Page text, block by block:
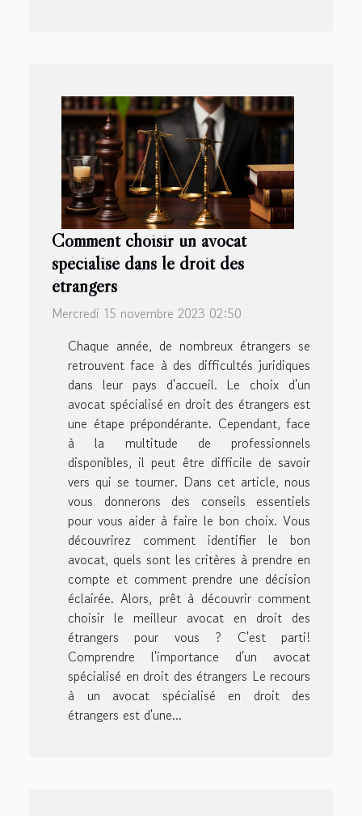
Comment choisir un avocat
spécialisé dans le droit des
étrangers
Mercredi 15 novembre 2023 02:50
Chaque année, de nombreux étrangers se
retrouvent face à des difficultés juridiques
dans leur pays d'accueil. Le choix d'un
avocat spécialisé en droit des étrangers est
une étape prépondérante. Cependant, face
à la multitude de professionnels
disponibles, il peut être difficile de savoir
vers qui se tourner. Dans cet article, nous
vous donnerons des conseils essentiels
pour vous aider à faire le bon choix. Vous
découvrirez comment identifier le bon
avocat, quels sont les critères à prendre en
compte et comment prendre une décision
éclairée. Alors, prêt à découvrir comment
choisir le meilleur avocat en droit des
étrangers pour vous ? C'est parti!
Comprendre l'importance d'un avocat
spécialisé en droit des étrangers Le recours
à un avocat spécialisé en droit des
étrangers est d'une...